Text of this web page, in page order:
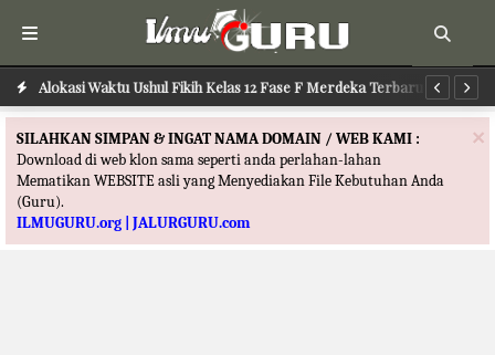
Alokasi Waktu Ushul Fikih Kelas 12 Fase F Merdeka Terbaru
Alokasi Waktu Ilmu Tafsir Kelas 12 Fase F Merdeka Terbaru
×
SILAHKAN SIMPAN & INGAT NAMA DOMAIN / WEB KAMI :
Download di web klon sama seperti anda perlahan-lahan
Mematikan WEBSITE asli yang Menyediakan File Kebutuhan Anda
(Guru).
ILMUGURU.org | JALURGURU.com